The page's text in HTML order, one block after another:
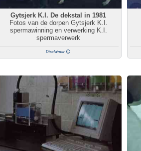
Gytsjerk K.I. De dekstal in 1981
Fotos van de dorpen Gytsjerk K.I.
spermawinning en verwerking K.I.
spermaverwerk
Disclaimer